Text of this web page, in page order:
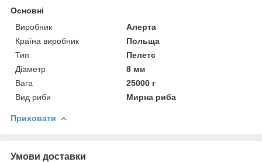
Основні
Виробник
Алерта
Країна виробник
Польща
Тип
Пелетс
Діаметр
8 мм
Вага
25000 г
Вид риби
Мирна риба
Приховати
Умови доставки